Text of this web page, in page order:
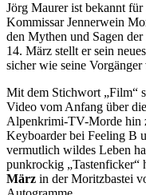
Jörg Maurer ist bekannt
Kommissar Jennerwein
den Mythen und Sagen
14. März stellt er sein
sicher wie seine
Mit dem Stichwort „Film“
Video vom Anfang über
Alpenkrimi-TV-Morde hin
Keyboarder bei Feeling B
vermutlich wildes Leben
punkrockig „Tastenficker“
März in der Moritzbastei